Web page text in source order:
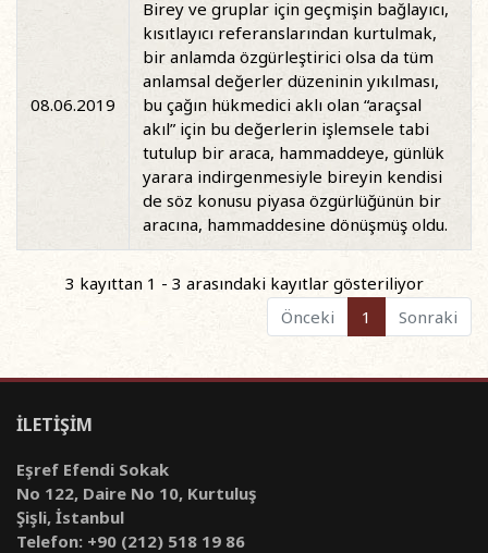
08.06.2019
Birey ve gruplar için geçmişin bağlayıcı,
kısıtlayıcı referanslarından kurtulmak,
bir anlamda özgürleştirici olsa da tüm
anlamsal değerler düzeninin yıkılması,
bu çağın hükmedici aklı olan “araçsal
akıl” için bu değerlerin işlemsele tabi
tutulup bir araca, hammaddeye, günlük
yarara indirgenmesiyle bireyin kendisi
de söz konusu piyasa özgürlüğünün bir
aracına, hammaddesine dönüşmüş oldu.
3 kayıttan 1 - 3 arasındaki kayıtlar gösteriliyor
Önceki
1 Sonraki
İLETİŞİM
Eşref Efendi Sokak
No 122, Daire No 10, Kurtuluş
Şişli, İstanbul
Telefon: +90 (212) 518 19 86